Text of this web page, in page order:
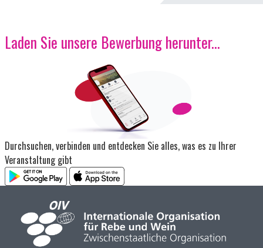
Laden Sie unsere Bewerbung herunter...
Durchsuchen, verbinden und entdecken Sie alles, was es zu Ihrer
Veranstaltung gibt